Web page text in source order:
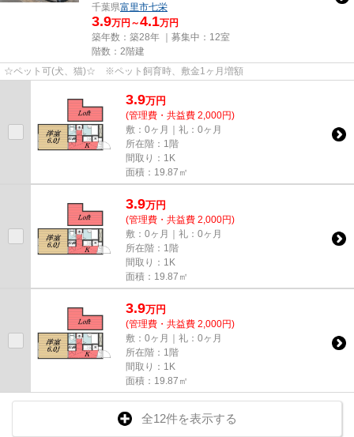
千葉県富里市七栄
3.9万円～4.1万円
築年数：築28年 ｜募集中： 12室
階数：2階建
☆ペット可(犬、猫)☆ ※ペット飼育時、敷金1ヶ月増額
3.9万円
(管理費・共益費 2,000円)
敷：0ヶ月｜礼：0ヶ月
所在階：1階
間取り：1K
面積：19.87㎡
3.9万円
(管理費・共益費 2,000円)
敷：0ヶ月｜礼：0ヶ月
所在階：1階
間取り：1K
面積：19.87㎡
3.9万円
(管理費・共益費 2,000円)
敷：0ヶ月｜礼：0ヶ月
所在階：1階
間取り：1K
面積：19.87㎡
全12件を表示する